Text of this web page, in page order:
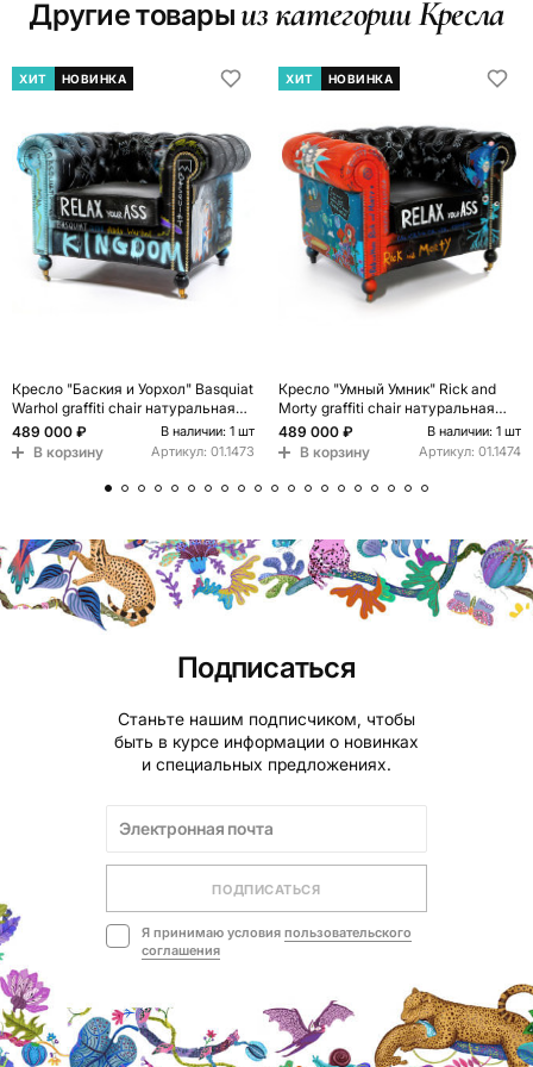
Другие товары из категории Кресла
ХИТ НОВИНКА
Кресло "Баския и Уорхол" Basquiat
Warhol graffiti chair натуральная
кожа
489 000 ₽ В наличии: 1 шт
В корзину Артикул: 01.1473
ХИТ НОВИНКА
Кресло "Умный Умник" Rick and
Morty graffiti chair натуральная
кожа
489 000 ₽ В наличии: 1 шт
В корзину Артикул: 01.1474
Подписаться
Станьте нашим подписчиком, чтобы
быть в курсе информации о новинках
и специальных предложениях.
ПОДПИСАТЬСЯ
Я принимаю условия пользовательского
соглашения